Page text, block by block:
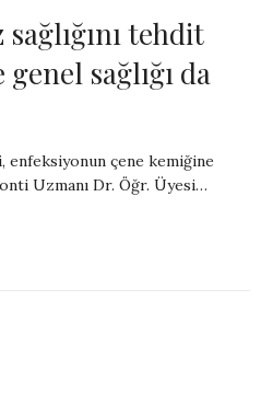
tehdit
sağlığı da
enfeksiyonun çene kemiğine
Uzmanı Dr. Öğr. Üyesi…